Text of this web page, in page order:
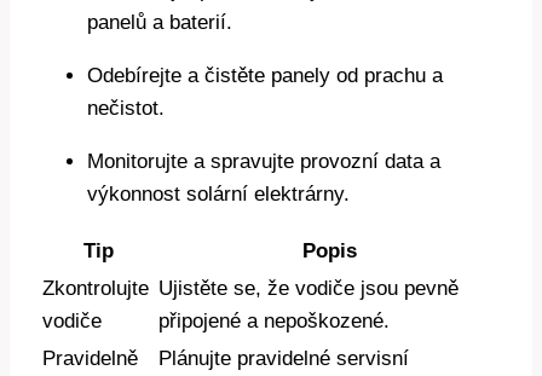
panelů a baterií.
Odebírejte a čistěte panely od prachu a
nečistot.
Monitorujte a spravujte provozní data a
výkonnost solární elektrárny.
Tip
Popis
Zkontrolujte
vodiče
Ujistěte se, že vodiče jsou pevně
připojené a nepoškozené.
Pravidelně
Plánujte pravidelné servisní